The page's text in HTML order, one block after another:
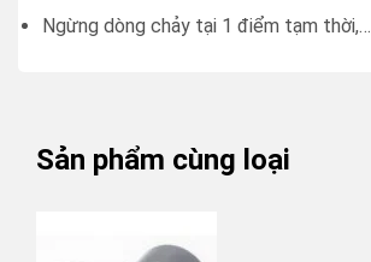
Ngừng dòng chảy tại 1 điểm tạm thời,…
Sản phẩm cùng loại